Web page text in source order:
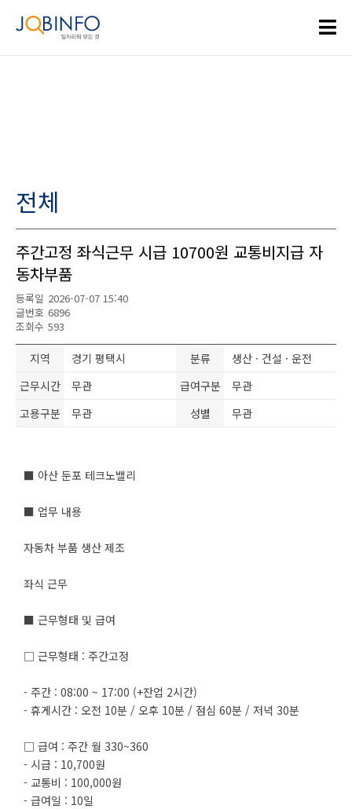
전체
주간고정 좌식근무 시급 10700원 교통비지급 자
동차부품
등록일 2026-07-07 15:40
글번호 6896
조회수 593
지역 경기 평택시 분류
생산 · 건설 · 운전
근무시간
무관 급여구분
무관
고용구분
무관 성별 무관
■ 아산 둔포 테크노밸리
■ 업무 내용
자동차 부품 생산 제조
좌식 근무
■ 근무형태 및 급여
□ 근무형태 : 주간고정
- 주간 : 08:00 ~ 17:00 (+잔업 2시간)
- 휴게시간 : 오전 10분 / 오후 10분 / 점심 60분 / 저녁 30분
□ 급여 : 주간 월 330~360
- 시급 : 10,700원
- 교통비 : 100,000원
- 급여일 : 10일